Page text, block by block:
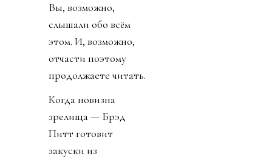
Вы, возможно,
слышали обо всём
этом. И, возможно,
отчасти поэтому
продолжаете читать.
Когда новизна
зрелища — Брэд
Питт готовит
закуски из